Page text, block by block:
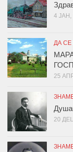
4 ЈАН,
ДА СЕ
25
20